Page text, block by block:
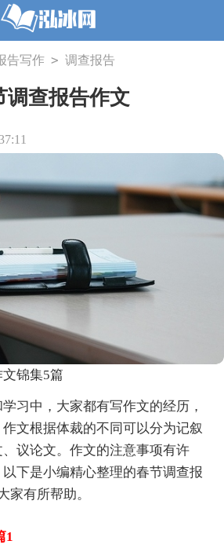
告写作 > 调查报告
调查报告作文
锦集5篇
习中，大家都有写作文的经历，
文根据体裁的不同可以分为记叙
议论文。作文的注意事项有许
下是小编精心整理的春节调查报
家有所帮助。
1